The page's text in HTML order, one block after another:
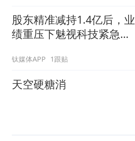
股东精准减持1.4亿后，业
绩重压下魅视科技紧急跨
钛媒体APP 1跟贴
天空硬糖消